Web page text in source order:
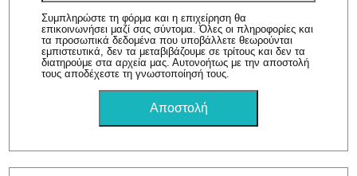
Συμπληρώστε τη φόρμα και η επιχείρηση θα
επικοινωνήσει μαζί σας σύντομα. Όλες οι πληροφορίες και
τα προσωπικά δεδομένα που υποβάλλετε θεωρούνται
εμπιστευτικά, δεν τα μεταβιβάζουμε σε τρίτους και δεν τα
διατηρούμε στα αρχεία μας. Αυτονοήτως με την αποστολή
τους αποδέχεστε τη γνωστοποίησή τους.